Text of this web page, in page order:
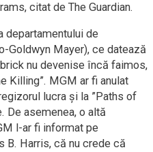
citat de The Guardian.
departamentului de
Goldwyn Mayer), ce datează
nu devenise încă faimos,
Killing”. MGM ar fi anulat
lucra şi la ”Paths of
De asemenea, o altă
l-ar fi informat pe
B. Harris, că nu crede că